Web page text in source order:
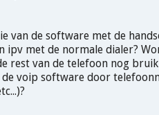
van de software met de
ipv met de normale dialer?
rest van de telefoon nog
de voip software door